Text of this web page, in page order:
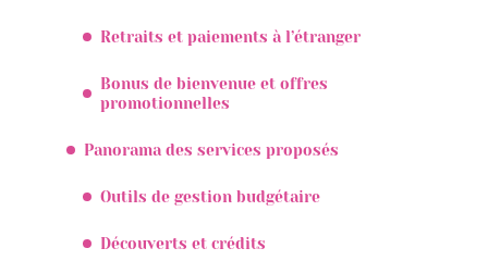
Retraits et paiements à l’étranger
Bonus de bienvenue et offres
promotionnelles
Panorama des services proposés
Outils de gestion budgétaire
Découverts et crédits